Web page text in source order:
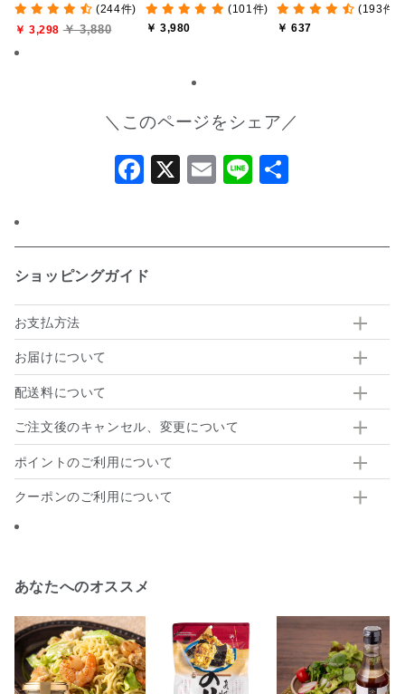
しゃけめんたい入り【送
料込/沖縄県送料別途】
【化粧箱包装付】
(244件)
￥ 3,298 ￥ 3,880
途】【化粧箱包装付/オン
ライン限定】
(101件)
￥ 3,980
80g【鮭ほぐし・フレー
ク】
(193件)
￥ 637
＼このページをシェア／
Facebook
X Email
Line
ショッピングガイド
お支払方法
お届けについて
配送料について
ご注文後のキャンセル、変更について
ポイントのご利用について
クーポンのご利用について
あなたへのオススメ